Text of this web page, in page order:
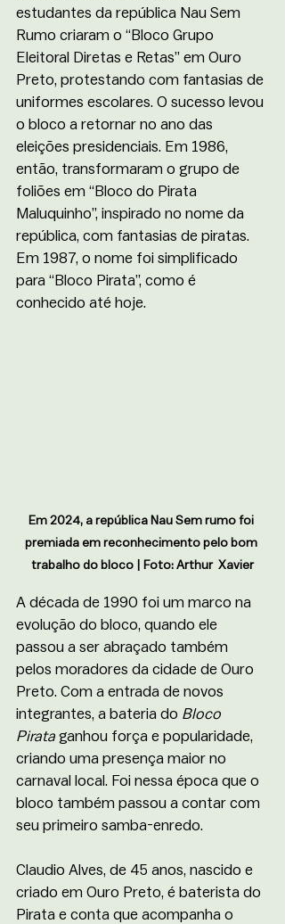
estudantes da república Nau Sem
Rumo criaram o “Bloco Grupo
Eleitoral Diretas e Retas” em Ouro
Preto, protestando com fantasias de
uniformes escolares. O sucesso levou
o bloco a retornar no ano das
eleições presidenciais. Em 1986,
então, transformaram o grupo de
foliões em “Bloco do Pirata
Maluquinho”, inspirado no nome da
república, com fantasias de piratas.
Em 1987, o nome foi simplificado
para “Bloco Pirata”, como é
conhecido até hoje.
Em 2024, a república Nau Sem rumo foi
premiada em reconhecimento pelo bom
trabalho do bloco | Foto: Arthur  Xavier
A década de 1990 foi um marco na
evolução do bloco, quando ele
passou a ser abraçado também
pelos moradores da cidade de Ouro
Preto. Com a entrada de novos
integrantes, a bateria do Bloco
Pirata ganhou força e popularidade,
criando uma presença maior no
carnaval local. Foi nessa época que o
bloco também passou a contar com
seu primeiro samba-enredo.
Claudio Alves, de 45 anos, nascido e
criado em Ouro Preto, é baterista do
Pirata e conta que acompanha o